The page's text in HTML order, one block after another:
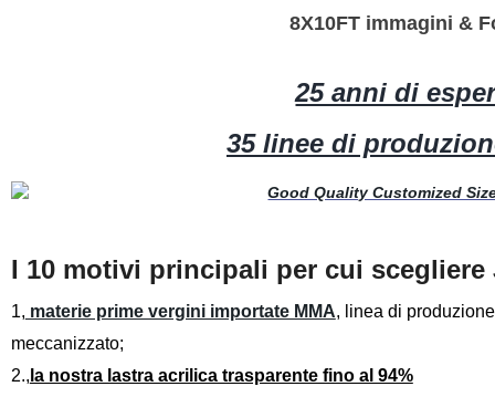
8X10FT immagini &
25 anni di
35 linee di
I 10 motivi principali per cui scegliere
1, materie prime vergini importate MMA, linea di
meccanizzato;
2., la nostra lastra acrilica trasparente fino al 94%